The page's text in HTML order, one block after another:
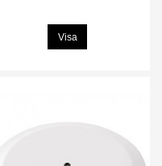
Visa